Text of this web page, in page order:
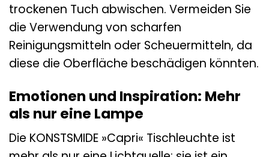
trockenen Tuch abwischen. Vermeiden Sie
die Verwendung von scharfen
Reinigungsmitteln oder Scheuermitteln, da
diese die Oberfläche beschädigen könnten.
Emotionen und Inspiration: Mehr
als nur eine Lampe
Die KONSTSMIDE »Capri« Tischleuchte ist